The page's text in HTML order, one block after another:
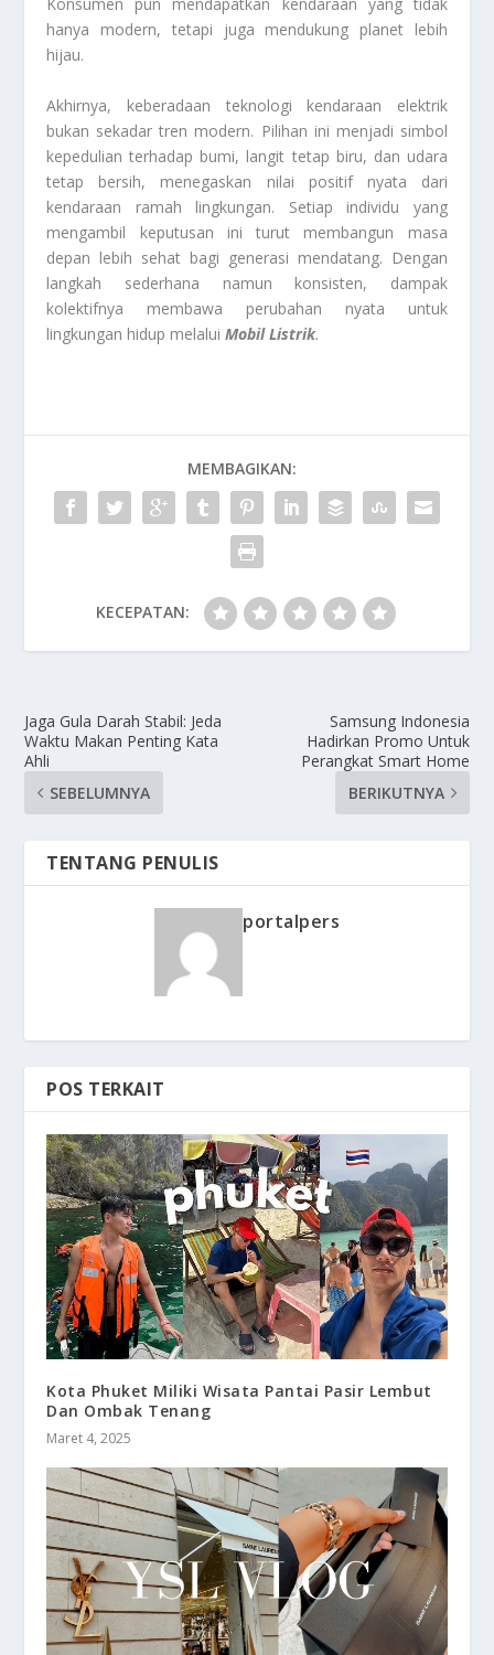
Konsumen pun mendapatkan kendaraan yang tidak
hanya modern, tetapi juga mendukung planet lebih
hijau.
Akhirnya, keberadaan teknologi kendaraan elektrik
bukan sekadar tren modern. Pilihan ini menjadi simbol
kepedulian terhadap bumi, langit tetap biru, dan udara
tetap bersih, menegaskan nilai positif nyata dari
kendaraan ramah lingkungan. Setiap individu yang
mengambil keputusan ini turut membangun masa
depan lebih sehat bagi generasi mendatang. Dengan
langkah sederhana namun konsisten, dampak
kolektifnya membawa perubahan nyata untuk
lingkungan hidup melaluiMobil Listrik.
MEMBAGIKAN:
KECEPATAN:
Jaga Gula Darah Stabil: Jeda
Waktu Makan Penting Kata
Ahli
SEBELUMNYA
Samsung Indonesia
Hadirkan Promo Untuk
Perangkat Smart Home
BERIKUTNYA
TENTANG PENULIS
portalpers
POS TERKAIT
Kota Phuket Miliki Wisata Pantai Pasir Lembut
Dan Ombak Tenang
Maret 4, 2025